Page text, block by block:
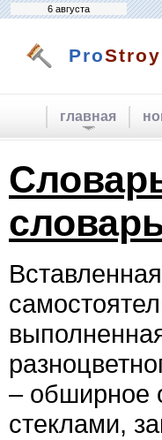
6 августа
ProStroy
главная
– обширное
стеклами,